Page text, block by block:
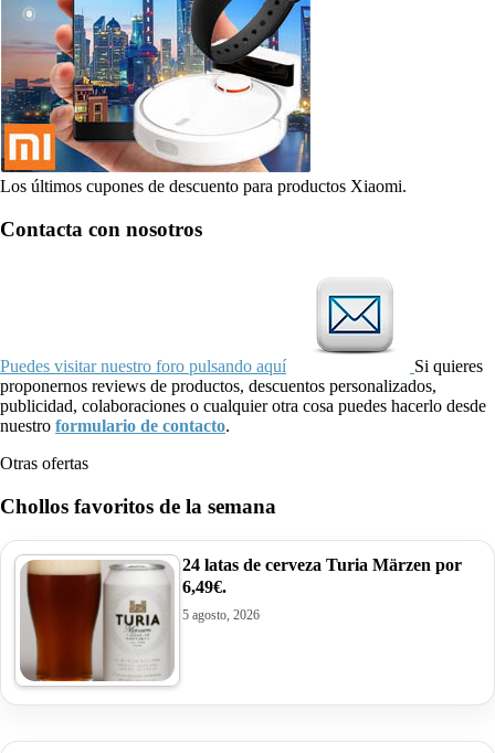
Los últimos cupones de descuento para productos Xiaomi.
Contacta con nosotros
Puedes visitar nuestro foro pulsando aquí
Si quieres
proponernos reviews de productos, descuentos personalizados,
publicidad, colaboraciones o cualquier otra cosa puedes hacerlo desde
nuestro formulario de contacto.
Otras ofertas
Chollos favoritos de la semana
24 latas de cerveza Turia Märzen por
6,49€.
5 agosto, 2026